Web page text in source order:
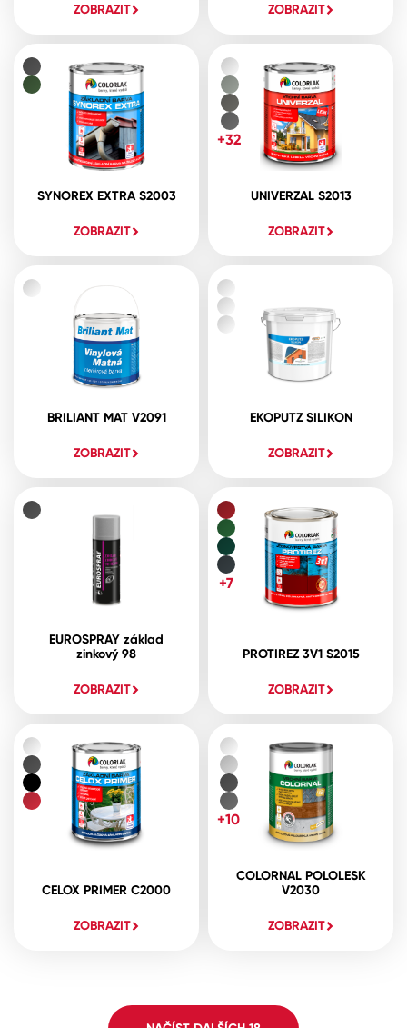
ZOBRAZIT ZOBRAZIT
SYNOREX EXTRA S2003
ZOBRAZIT
UNIVERZAL S2013
ZOBRAZIT
+32
BRILIANT MAT V2091
ZOBRAZIT
EKOPUTZ SILIKON
ZOBRAZIT
EUROSPRAY základ
zinkový 98
ZOBRAZIT
PROTIREZ 3V1 S2015
ZOBRAZIT
+7
CELOX PRIMER C2000
ZOBRAZIT
COLORNAL POLOLESK
V2030
ZOBRAZIT
+10